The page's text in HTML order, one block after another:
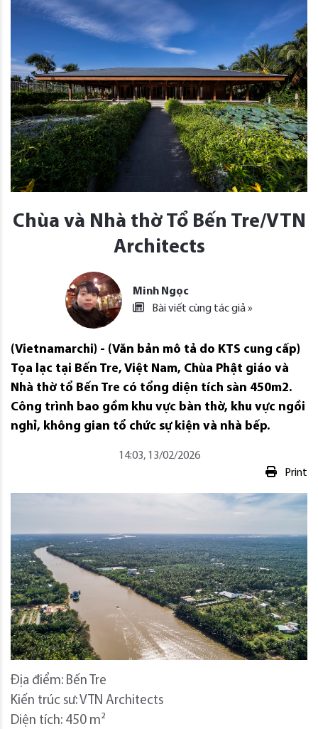
Chùa và Nhà thờ Tổ Bến Tre/VTN
Architects
Minh Ngọc
Bài viết cùng tác giả »
(Vietnamarchi) - (Văn bản mô tả do KTS cung cấp)
Tọa lạc tại Bến Tre, Việt Nam, Chùa Phật giáo và
Nhà thờ tổ Bến Tre có tổng diện tích sàn 450m2.
Công trình bao gồm khu vực bàn thờ, khu vực ngồi
nghỉ, không gian tổ chức sự kiện và nhà bếp.
14:03, 13/02/2026
Print
Địa điểm: Bến Tre
Kiến trúc sư: VTN Architects
Diện tích: 450 m²